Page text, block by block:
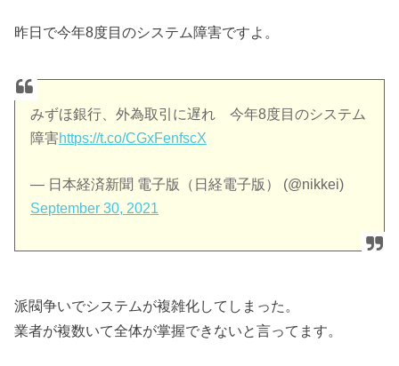
昨日で今年8度目のシステム障害ですよ。
みずほ銀行、外為取引に遅れ 今年8度目のシステム
障害https://t.co/CGxFenfscX
— 日本経済新聞 電子版（日経電子版） (@nikkei)
September 30, 2021
派閥争いでシステムが複雑化してしまった。
業者が複数いて全体が掌握できないと言ってます。